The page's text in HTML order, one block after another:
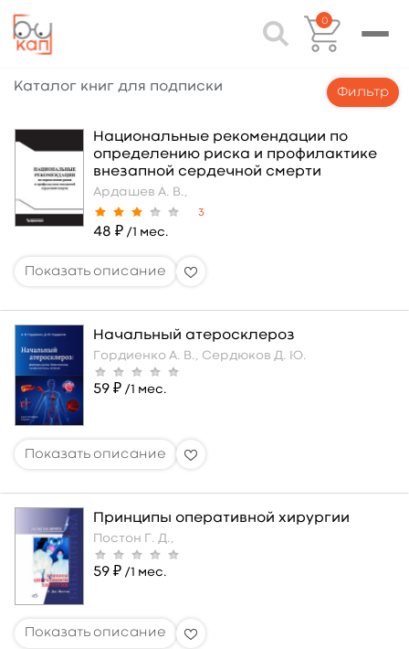
0
Каталог книг для подписки Фильтр
Национальные рекомендации по
определению риска и профилактике
внезапной сердечной смерти
Ардашев А. В.,
3
48 ₽ /1 мес.
Начальный атеросклероз
Гордиенко А. В., Сердюков Д. Ю.
59 ₽ /1 мес.
Принципы оперативной хирургии
Постон Г. Д.,
59 ₽ /1 мес.